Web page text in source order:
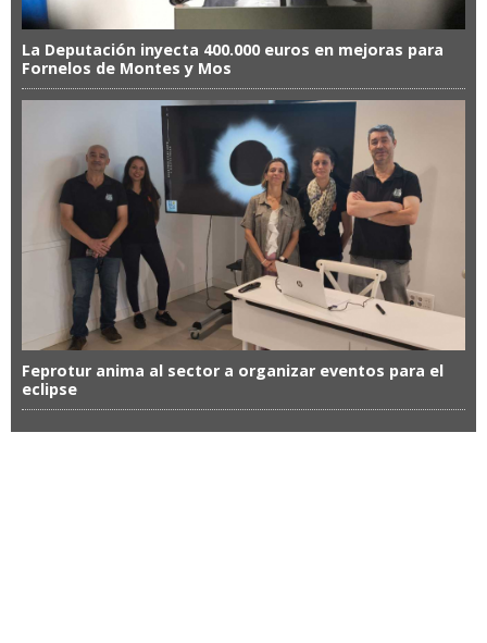
La Deputación inyecta 400.000 euros en mejoras para
Fornelos de Montes y Mos
Feprotur anima al sector a organizar eventos para el
eclipse